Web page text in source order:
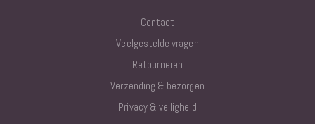
Contact
Veelgestelde vragen
Retourneren
Verzending & bezorgen
Privacy & veiligheid